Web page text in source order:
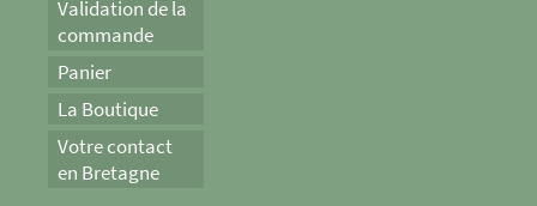
Validation de la
commande
Panier
La Boutique
Votre contact
en Bretagne